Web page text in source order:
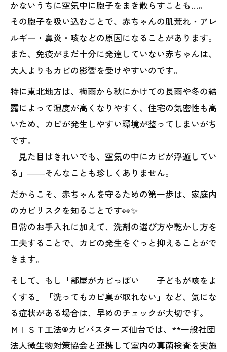
かないうちに空気中に胞子をまき散らすことも…。
その胞子を吸い込むことで、赤ちゃんの肌荒れ・アレ
ルギー・鼻炎・咳などの原因になることがあります。
また、免疫がまだ十分に発達していない赤ちゃんは、
大人よりもカビの影響を受けやすいのです。
特に東北地方は、梅雨から秋にかけての長雨や冬の結
露によって湿度が高くなりやすく、住宅の気密性も高
いため、カビが発生しやすい環境が整ってしまいがち
です。
「見た目はきれいでも、空気の中にカビが浮遊してい
る」――そんなことも珍しくありません。
だからこそ、赤ちゃんを守るための第一歩は、家庭内
のカビリスクを知ることです👀✨
日常のお手入れに加えて、洗剤の選び方や乾かし方を
工夫することで、カビの発生をぐっと抑えることがで
きます。
そして、もし「部屋がカビっぽい」「子どもが咳をよ
くする」「洗ってもカビ臭が取れない」など、気にな
る症状がある場合は、早めのチェックが大切です。
ＭＩＳＴ工法®カビバスターズ仙台では、**一般社団
法人微生物対策協会と連携して室内の真菌検査を実施